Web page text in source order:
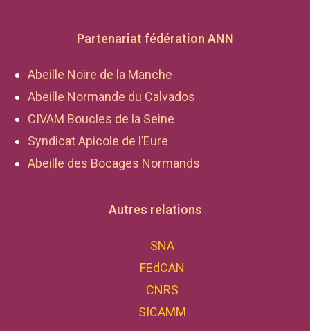
Partenariat fédération ANN
Abeille Noire de la Manche
Abeille Normande du Calvados
CIVAM Boucles de la Seine
Syndicat Apicole de l’Eure
Abeille des Bocages Normands
Autres relations
SNA
FEdCAN
CNRS
SICAMM